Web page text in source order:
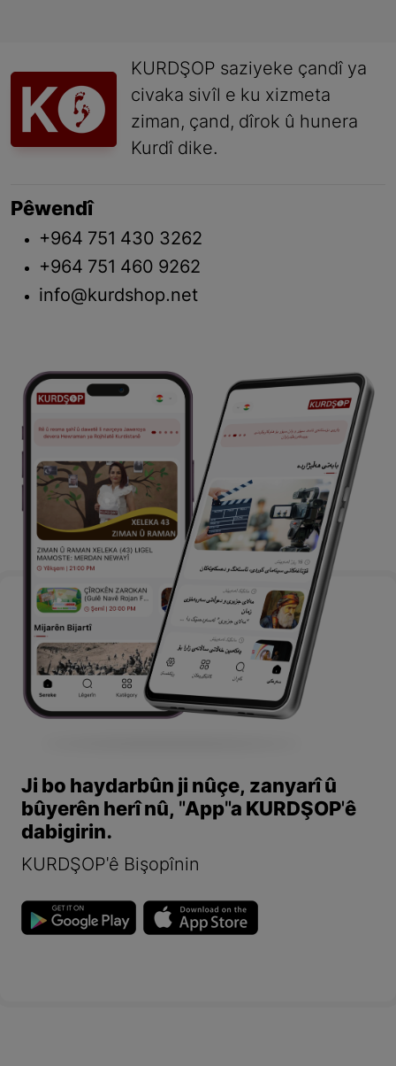
KURDŞOP saziyeke çandî ya
civaka sivîl e ku xizmeta
ziman, çand, dîrok û hunera
Kurdî dike.
Pêwendî
+964 751 430 3262
+964 751 460 9262
info@kurdshop.net
Ji bo haydarbûn ji nûçe, zanyarî û
bûyerên herî nû, "App"a KURDŞOP'ê
dabigirin.
KURDŞOP'ê Bişopînin